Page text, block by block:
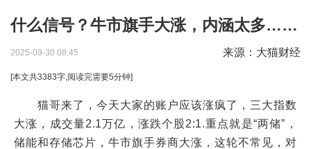
什么信号？牛市旗手大涨，内涵太多……
2025-09-30 08:45 来源：大猫财经
[本文共3383字,阅读完需要5分钟]
猫哥来了，今天大家的账户应该涨疯了，三大指数
大涨，成交量2.1万亿，涨跌个股2:1.重点就是“两储”，
储能和存储芯片，牛市旗手券商大涨，这轮不常见，对